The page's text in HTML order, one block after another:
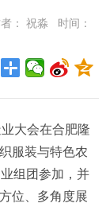
： 祝淼 时间：
大会在合肥隆
服装与特色农
组团参加，并
位、多角度展